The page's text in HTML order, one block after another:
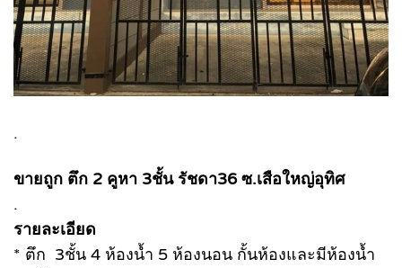
.
ขายถูก ตึก 2 คูหา 3ชั้น รัชดา36 ซ.เสือใหญ่อุทิศ
.
รายละเอียด
* ตึก 3ชั้น 4 ห้องน้ำ 5 ห้องนอน กั้นห้องและมีห้องน้ำ